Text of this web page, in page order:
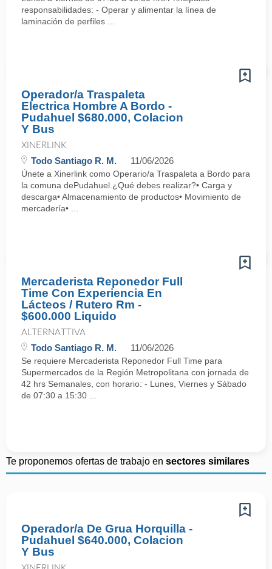
responsabilidades: - Operar y alimentar la línea de
laminación de perfiles ...
Operador/a Traspaleta
Electrica Hombre A Bordo -
Pudahuel $680.000, Colacion
Y Bus
XINERLINK
Todo Santiago R. M. 11/06/2026
Únete a Xinerlink como Operario/a Traspaleta a Bordo para
la comuna dePudahuel.¿Qué debes realizar?• Carga y
descarga• Almacenamiento de productos• Movimiento de
mercadería• ...
Mercaderista Reponedor Full
Time Con Experiencia En
Lácteos / Rutero Rm -
$600.000 Liquido
ALTERNATTIVA
Todo Santiago R. M. 11/06/2026
Se requiere Mercaderista Reponedor Full Time para
Supermercados de la Región Metropolitana con jornada de
42 hrs Semanales, con horario: - Lunes, Viernes y Sábado
de 07:30 a 15:30 ...
Te proponemos ofertas de trabajo en sectores similares
Operador/a De Grua Horquilla -
Pudahuel $640.000, Colacion
Y Bus